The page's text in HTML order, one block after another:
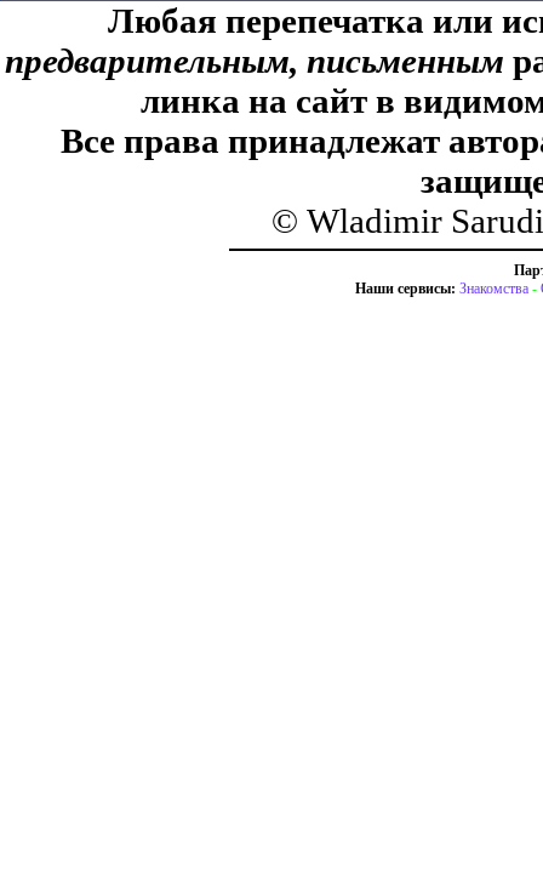
Любая перепечатка или
предварительным, письменным
линка на сайт в
Все права принадлежат
© Wladimir
Наши сервисы: Знакомства -